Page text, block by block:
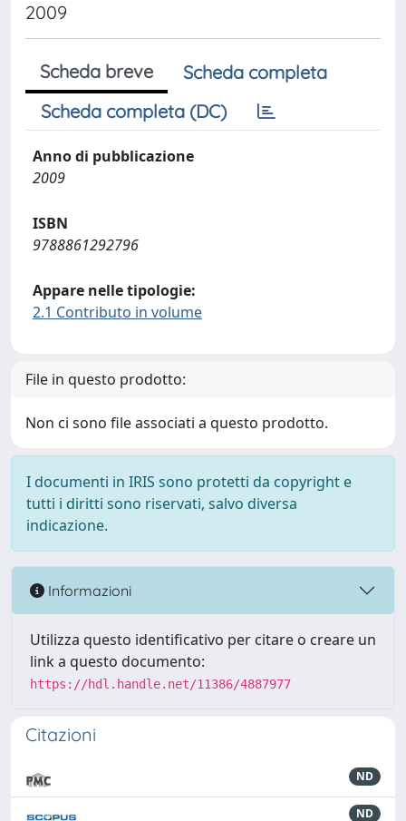
2009
Scheda breve
Scheda completa
Scheda completa (DC)
Anno di pubblicazione
2009
ISBN
9788861292796
Appare nelle tipologie:
2.1 Contributo in volume
File in questo prodotto:
Non ci sono file associati a questo prodotto.
I documenti in IRIS sono protetti da copyright e
tutti i diritti sono riservati, salvo diversa
indicazione.
Informazioni
Utilizza questo identificativo per citare o creare un
link a questo documento:
https://hdl.handle.net/11386/4887977
Citazioni
ND
ND